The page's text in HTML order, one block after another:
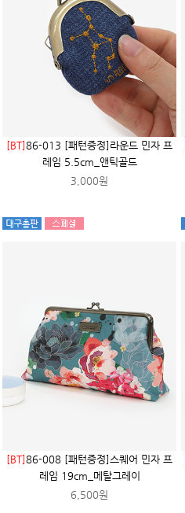
[BT]86-013 [패턴증정]라운드 민자 프
레임 5.5cm_앤틱골드
3,000원
[BT]86-008 [패턴증정]스퀘어 민자 프
레임 19cm_메탈그레이
6,500원